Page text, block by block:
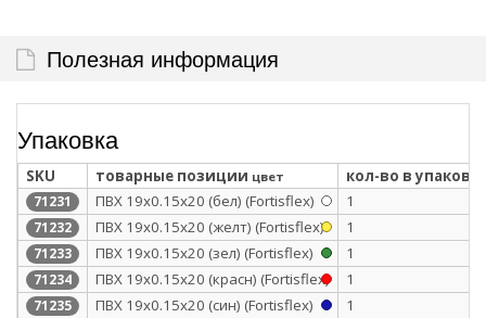
Полезная информация
Упаковка
SKU товарные позиции цвет кол-во в
71231 ПВХ 19х0.15х20 (бел) (Fortisflex) 1
71232 ПВХ 19х0.15х20 (желт) (Fortisflex) 1
71233 ПВХ 19х0.15х20 (зел) (Fortisflex) 1
71234 ПВХ 19х0.15х20 (красн) (Fortisflex) 1
71235 ПВХ 19х0.15х20 (син) (Fortisflex) 1